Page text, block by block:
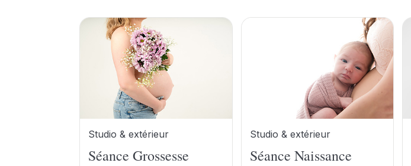
Studio & extérieur
Séance Grossesse
Studio & extérieur
Séance Naissance